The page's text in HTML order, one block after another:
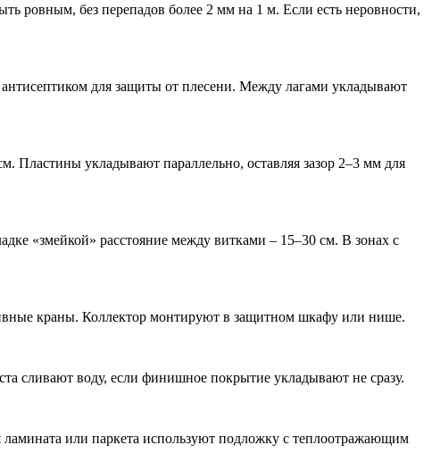
ровным, без перепадов более 2 мм на 1 м. Если есть неровности,
для защиты от плесени. Между лагами укладывают
укладывают параллельно, оставляя зазор 2–3 мм для
«змейкой» расстояние между витками – 15–30 см. В зонах с
краны. Коллектор монтируют в защитном шкафу или нише.
сливают воду, если финишное покрытие укладывают не сразу.
или паркета используют подложку с теплоотражающим